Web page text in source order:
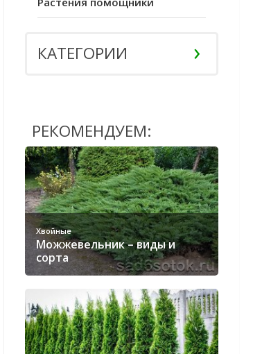
КАТЕГОРИИ
РЕКОМЕНДУЕМ:
Хвойные
Можжевельник – виды и
сорта